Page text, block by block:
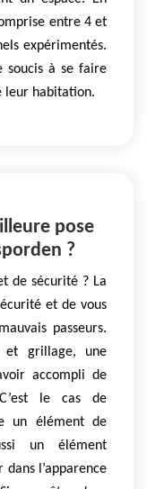
entre 4 et
expérimentés.
soucis à se faire
leur habitation.
pose
?
de sécurité ? La
et de vous
passeurs.
et grillage, une
accompli de
le cas de
un élément de
un élément
l’apparence